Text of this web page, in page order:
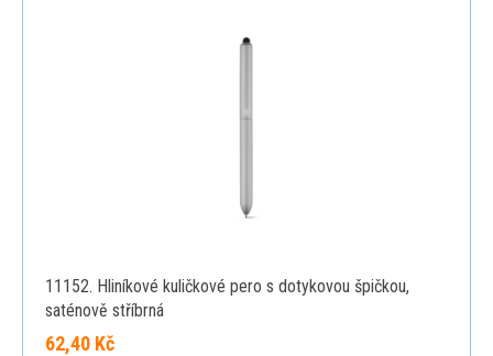
11152. Hliníkové kuličkové pero s dotykovou špičkou,
saténově stříbrná
62,40 Kč